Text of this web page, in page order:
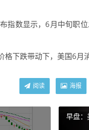
数显示，6月中旬职位
下跌带动下，美国6月消
阅读 海报
早盘